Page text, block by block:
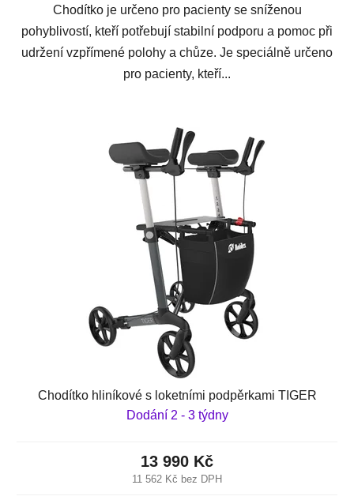
Chodítko je určeno pro pacienty se sníženou
pohyblivostí, kteří potřebují stabilní podporu a pomoc při
udržení vzpřímené polohy a chůze. Je speciálně určeno
pro pacienty, kteří...
Chodítko hliníkové s loketními podpěrkami TIGER
Dodání 2 - 3 týdny
11 562 Kč bez DPH
13 990 Kč